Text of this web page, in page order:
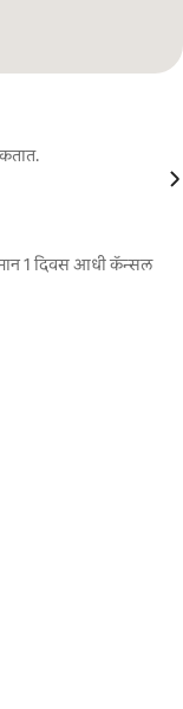
1 दिवस आधी कॅन्सल